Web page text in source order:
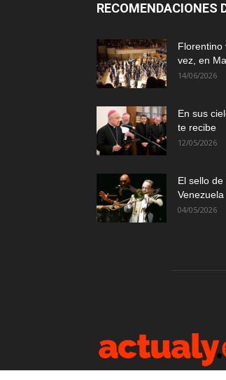
RECOMENDACIONES
Florentino
vez, en
14/06/2026
En sus
te recibe
12/05/2026
El sello
Venezuela
04/05/2026